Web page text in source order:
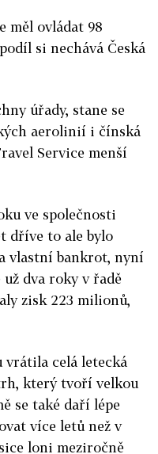
měl ovládat 98
si nechává Česká
úřady, stane se
aerolinií i čínská
Service menší
ve společnosti
dříve to ale bylo
vlastní bankrot, nyní
dva roky v řadě
zisk 223 milionů,
vrátila celá letecká
který tvoří velkou
se také daří lépe
více letů než v
loni meziročně